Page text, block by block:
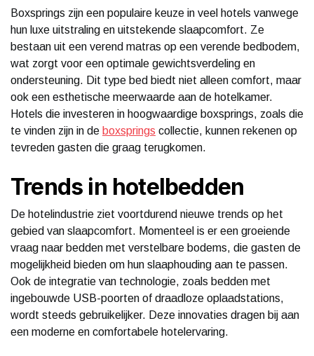
Boxsprings zijn een populaire keuze in veel hotels vanwege
hun luxe uitstraling en uitstekende slaapcomfort. Ze
bestaan uit een verend matras op een verende bedbodem,
wat zorgt voor een optimale gewichtsverdeling en
ondersteuning. Dit type bed biedt niet alleen comfort, maar
ook een esthetische meerwaarde aan de hotelkamer.
Hotels die investeren in hoogwaardige boxsprings, zoals die
te vinden zijn in de boxsprings collectie, kunnen rekenen op
tevreden gasten die graag terugkomen.
Trends in hotelbedden
De hotelindustrie ziet voortdurend nieuwe trends op het
gebied van slaapcomfort. Momenteel is er een groeiende
vraag naar bedden met verstelbare bodems, die gasten de
mogelijkheid bieden om hun slaaphouding aan te passen.
Ook de integratie van technologie, zoals bedden met
ingebouwde USB-poorten of draadloze oplaadstations,
wordt steeds gebruikelijker. Deze innovaties dragen bij aan
een moderne en comfortabele hotelervaring.